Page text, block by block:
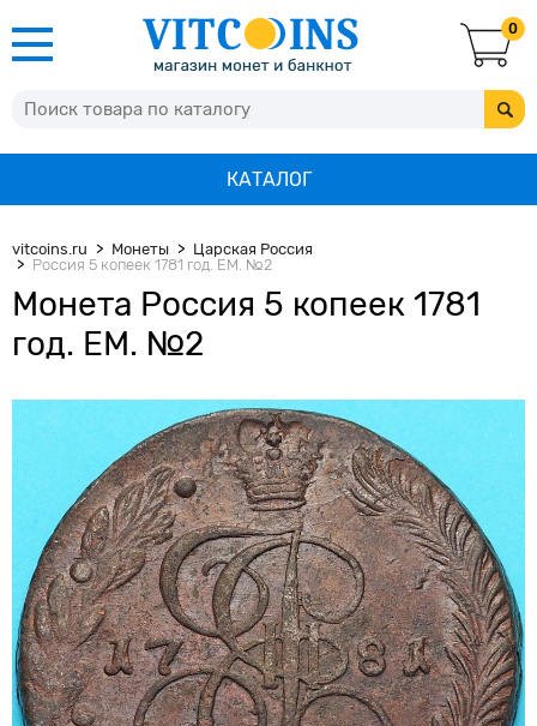
0
КАТАЛОГ
vitcoins.ru Монеты
Царская Россия
Россия 5 копеек 1781 год. ЕМ. №2
Монета Россия 5 копеек 1781
год. ЕМ. №2